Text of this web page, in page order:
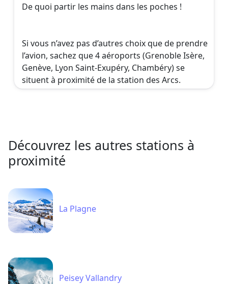
De quoi partir les mains dans les poches !
Si vous n’avez pas d’autres choix que de prendre
l’avion, sachez que 4 aéroports (Grenoble Isère,
Genève, Lyon Saint-Exupéry, Chambéry) se
situent à proximité de la station des Arcs.
Découvrez les autres stations à
proximité
La Plagne
Peisey Vallandry